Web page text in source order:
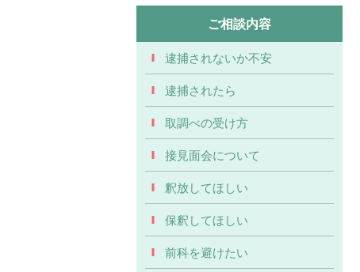
ご相談内容
逮捕されないか不安
逮捕されたら
取調べの受け方
接見面会について
釈放してほしい
保釈してほしい
前科を避けたい